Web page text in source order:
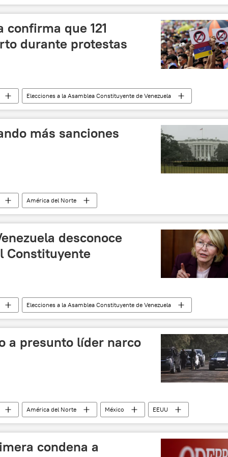
Venezuela
Venezuela
elecciones
confirma que 121
durante protestas
Elecciones a la Asamblea Constituyente de Venezuela
protestas víctimas noticias
más sanciones
América del Norte
Venezuela
EEUU
Venezuela
desconoce
Constituyente
Elecciones a la Asamblea Constituyente de Venezuela
elecciones noticias
a presunto líder narco
América del Norte México
EEUU
noticias
condena a